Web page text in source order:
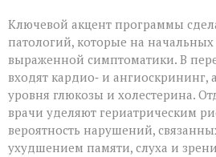
Ключевой акцент программы
патологий, которые на
выраженной симптоматики. В
входят кардио‑ и ангиоскрининг,
уровня глюкозы и холестерина.
врачи уделяют гериатрическим
вероятность нарушений,
ухудшением памяти, слуха и